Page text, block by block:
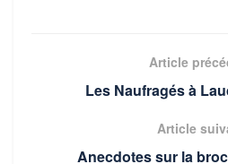
Article
Les Naufragés à
Article
Anecdotes sur la